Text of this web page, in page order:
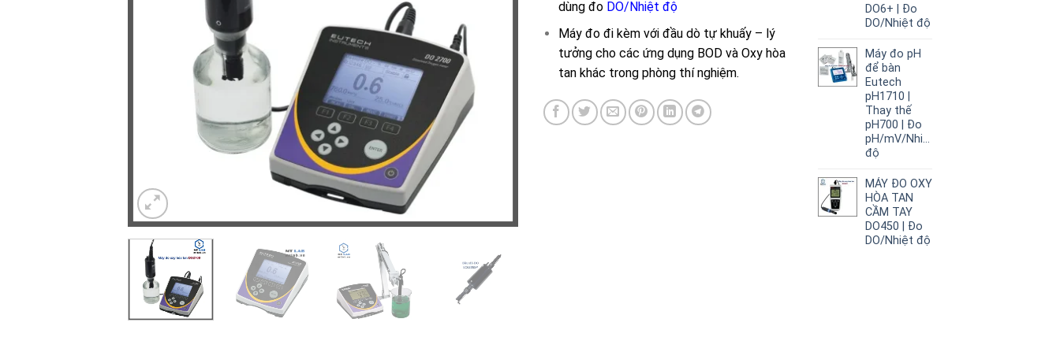
trên
đánh
dùng đo DO/Nhiệt độ
Máy đo đi kèm với đầu dò tự khuấy – lý
tưởng cho các ứng dụng BOD và Oxy hòa
tan khác trong phòng thí nghiệm.
DO6+ | Đo
DO/Nhiệt độ
Máy đo pH
để bàn
Eutech
pH1710 |
Thay thế
pH700 | Đo
pH/mV/Nhiệt
độ
MÁY ĐO OXY
HÒA TAN
CẦM TAY
DO450 | Đo
DO/Nhiệt độ